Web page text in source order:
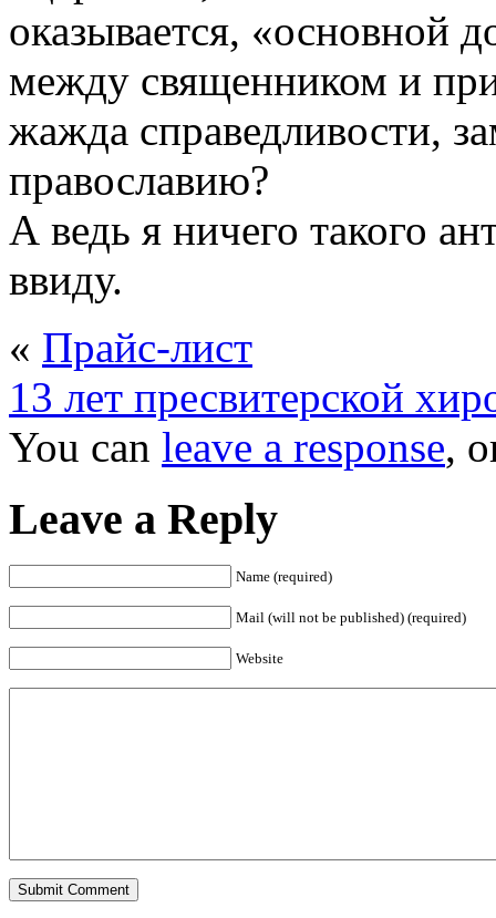
оказывается, «основной
между священником и
жажда справедливости,
православию?
А ведь я ничего такого
ввиду.
« Прайс-лист
13 лет пресвитерской
You can leave a response,
Leave a Reply
Name (required)
Mail (will not be published) (required)
Website